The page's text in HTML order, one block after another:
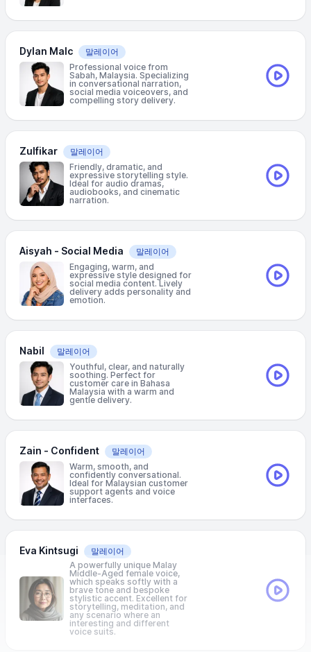
Dylan Malc
말레이어
Professional voice from
Sabah, Malaysia. Specializing
in conversational narration,
social media voiceovers, and
compelling story delivery.
Zulfikar
말레이어
Friendly, dramatic, and
expressive storytelling style.
Ideal for audio dramas,
audiobooks, and cinematic
narration.
Aisyah - Social Media
말레이어
Engaging, warm, and
expressive style designed for
social media content. Lively
delivery adds personality and
emotion.
Nabil
말레이어
Youthful, clear, and naturally
soothing. Perfect for
customer care in Bahasa
Malaysia with a warm and
gentle delivery.
Zain - Confident
말레이어
Warm, smooth, and
confidently conversational.
Ideal for Malaysian customer
support agents and voice
interfaces.
Eva Kintsugi
말레이어
A powerfully unique Malay
Middle-Aged female voice,
which speaks softly with a
brave tone and bespoke
stylistic accent. Excellent for
storytelling, meditation, and
any scenario where an
interesting and different
voice suits.